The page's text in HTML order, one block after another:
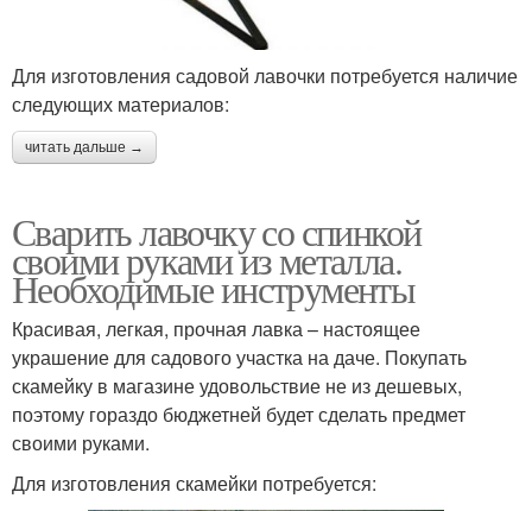
Для изготовления садовой лавочки потребуется наличие
следующих материалов:
читать дальше →
Сварить лавочку со спинкой
своими руками из металла.
Необходимые инструменты
Красивая, легкая, прочная лавка – настоящее
украшение для садового участка на даче. Покупать
скамейку в магазине удовольствие не из дешевых,
поэтому гораздо бюджетней будет сделать предмет
своими руками.
Для изготовления скамейки потребуется: